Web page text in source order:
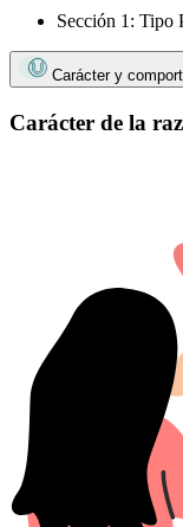
Sección 1: Tipo
Carácter y
Carácter de la